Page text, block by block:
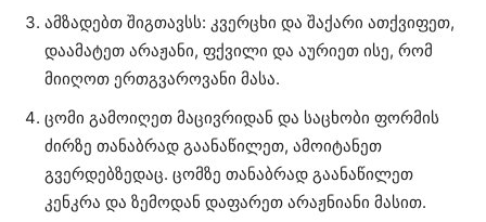
ამზადებთ შიგთავსს: კვერცხი და შაქარი ათქვიფეთ,
დაამატეთ არაჟანი, ფქვილი და აურიეთ ისე, რომ
მიიღოთ ერთგვაროვანი მასა.
ცომი გამოიღეთ მაცივრიდან და საცხობი ფორმის
ძირზე თანაბრად გაანაწილეთ, ამოიტანეთ
გვერდებზედაც. ცომზე თანაბრად გაანაწილეთ
კენკრა და ზემოდან დაფარეთ არაჟნიანი მასით.